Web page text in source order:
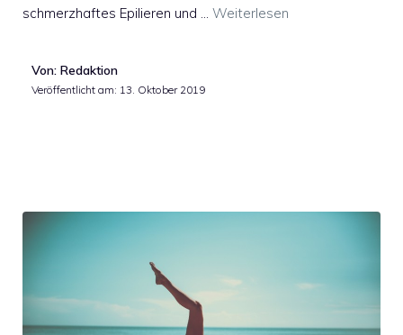
schmerzhaftes Epilieren und … Weiterlesen
Von: Redaktion
Veröffentlicht am: 13. Oktober 2019